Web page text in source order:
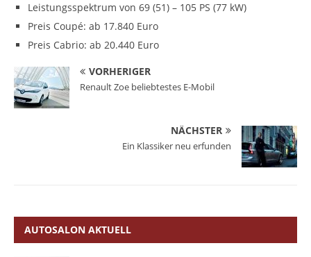
Leistungsspektrum von 69 (51) – 105 PS (77 kW)
Preis Coupé: ab 17.840 Euro
Preis Cabrio: ab 20.440 Euro
VORHERIGER
Renault Zoe beliebtestes E-Mobil
NÄCHSTER
Ein Klassiker neu erfunden
AUTOSALON AKTUELL